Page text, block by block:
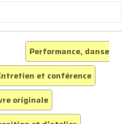
Performance, danse
et conférence
originale